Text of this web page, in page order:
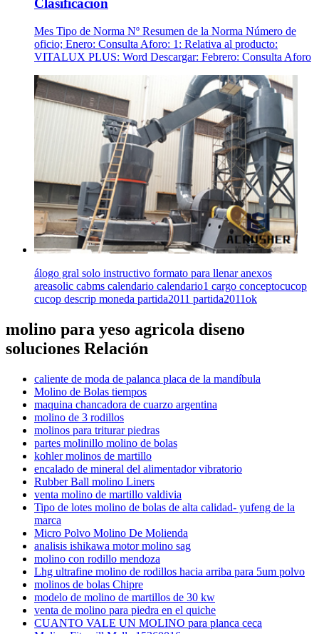
Clasificación
Mes Tipo de Norma Nº Resumen de la Norma Número de
oficio; Enero: Consulta Aforo: 1: Relativa al producto:
VITALUX PLUS: Word Descargar: Febrero: Consulta Aforo
álogo gral solo instructivo formato para llenar anexos
areasolic cabms calendario calendario1 cargo conceptocucop
cucop descrip moneda partida2011 partida2011ok
molino para yeso agricola diseno
soluciones Relación
caliente de moda de palanca placa de la mandíbula
Molino de Bolas tiempos
maquina chancadora de cuarzo argentina
molino de 3 rodillos
molinos para triturar piedras
partes molinillo molino de bolas
kohler molinos de martillo
encalado de mineral del alimentador vibratorio
Rubber Ball molino Liners
venta molino de martillo valdivia
Tipo de lotes molino de bolas de alta calidad- yufeng de la
marca
Micro Polvo Molino De Molienda
analisis ishikawa motor molino sag
molino con rodillo mendoza
Lhg ultrafine molino de rodillos hacia arriba para 5um polvo
molinos de bolas Chipre
modelo de molino de martillos de 30 kw
venta de molino para piedra en el quiche
CUANTO VALE UN MOLINO para planca ceca